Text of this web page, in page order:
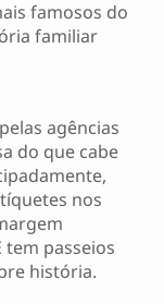
famosos do
familiar
agências
do que cabe
nos
tem passeios
história.